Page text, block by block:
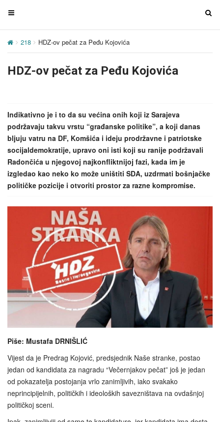
T
g
e
i
g
a
t
i
o
n
T
o
218 HDZ-ov pečat za Peđu Kojovića
HDZ-ov pečat za Peđu Kojovića
Indikativno je i to da su većina onih koji iz Sarajeva
podržavaju takvu vrstu “građanske politike”, a koji danas
bljuju vatru na DF, Komšića i ideju prodržavne i patriotske
socijaldemokratije, upravo oni isti koji su ranije podržavali
Radončića u njegovoj najkonfliktnijoj fazi, kada im je
izgledao kao neko ko može uništiti SDA, uzdrmati bošnjačke
političke pozicije i otvoriti prostor za razne kompromise.
Piše: Mustafa DRNIŠLIĆ
Vijest da je Predrag Kojović, predsjednik Naše stranke, postao
jedan od kandidata za nagradu “Večernjakov pečat” još je jedan
od pokazatelja postojanja vrlo zanimljivih, iako svakako
neprincipijelnih, političkih i ideoloških savezništava na ovdašnjoj
političkoj sceni.